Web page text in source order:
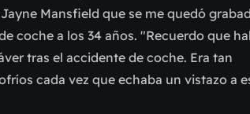
Mansfield que se me quedó
coche a los 34 años. "Recuerdo que
tras el accidente de coche. Era tan
cada vez que echaba un vistazo a